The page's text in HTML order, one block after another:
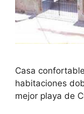
Casa
habitaciones
mejor playa de